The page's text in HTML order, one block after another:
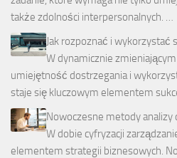
także zdolności interpersonalnych. …
Jak rozpoznać i wykorzystać
W dynamicznie
umiejętność dostrzegania i
staje się kluczowym elementem
Nowoczesne metody analizy
W dobie cyfryzacji
elementem strategii biznesowych.